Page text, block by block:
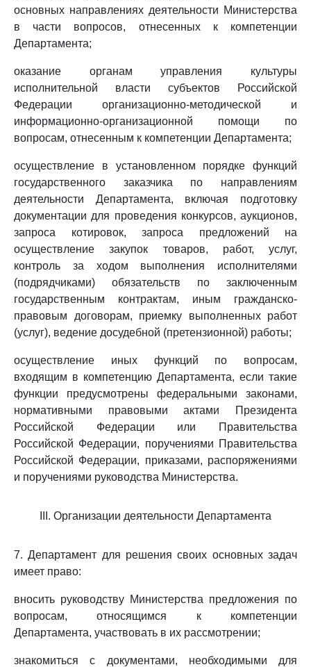
основных направлениях деятельности Министерства
в части вопросов, отнесенных к компетенции
Департамента;
оказание органам управления культуры
исполнительной власти субъектов Российской
Федерации организационно-методической и
информационно-организационной помощи по
вопросам, отнесенным к компетенции Департамента;
осуществление в установленном порядке функций
государственного заказчика по направлениям
деятельности Департамента, включая подготовку
документации для проведения конкурсов, аукционов,
запроса котировок, запроса предложений на
осуществление закупок товаров, работ, услуг,
контроль за ходом выполнения исполнителями
(подрядчиками) обязательств по заключенным
государственным контрактам, иным гражданско-
правовым договорам, приемку выполненных работ
(услуг), ведение досудебной (претензионной) работы;
осуществление иных функций по вопросам,
входящим в компетенцию Департамента, если такие
функции предусмотрены федеральными законами,
нормативными правовыми актами Президента
Российской Федерации или Правительства
Российской Федерации, поручениями Правительства
Российской Федерации, приказами, распоряжениями
и поручениями руководства Министерства.
III. Организации деятельности Департамента
7. Департамент для решения своих основных задач
имеет право:
вносить руководству Министерства предложения по
вопросам, относящимся к компетенции
Департамента, участвовать в их рассмотрении;
знакомиться с документами, необходимыми для